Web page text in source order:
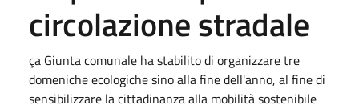
circolazione stradale
ça Giunta comunale ha stabilito di organizzare tre
domeniche ecologiche sino alla fine dell'anno, al fine di
sensibilizzare la cittadinanza alla mobilità sostenibile